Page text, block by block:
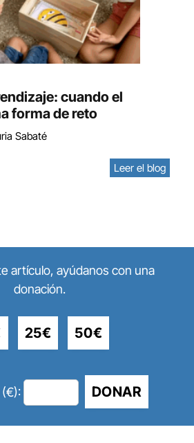
cuando el
forma de reto
Sabaté
Leer el blog
artículo, ayúdanos con una
donación.
25€ 50€
DONAR